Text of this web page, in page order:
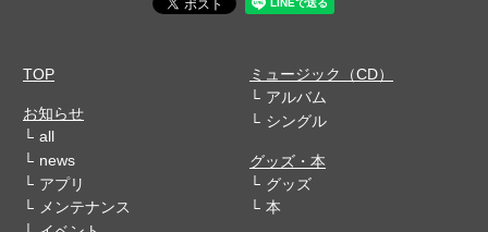
TOP
お知らせ
all
news
アプリ
メンテナンス
ミュージック（CD）
アルバム
シングル
グッズ・本
グッズ
本